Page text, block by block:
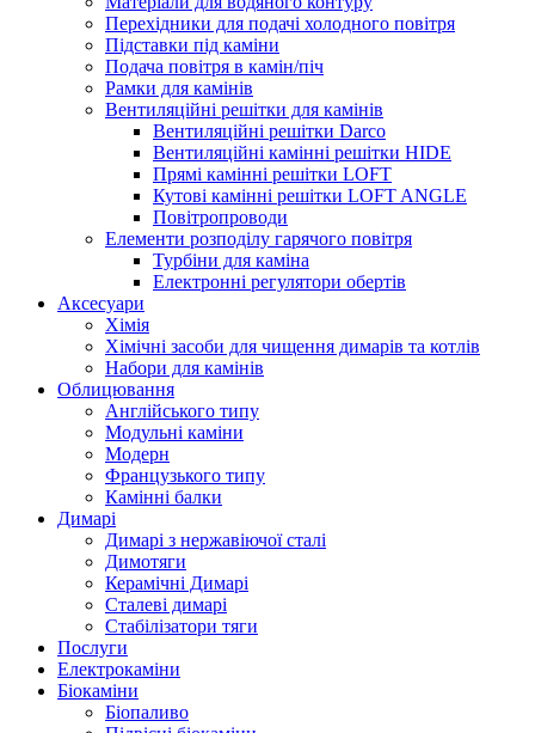
Перехідники для подачі холодного повітря
Підставки під каміни
Подача повітря в камін/піч
Рамки для камінів
Вентиляційні решітки для камінів
Вентиляційні решітки Darco
Вентиляційні камінні решітки HIDE
Прямі камінні решітки LOFT
Кутові камінні решітки LOFT ANGLE
Повітропроводи
Елементи розподілу гарячого повітря
Турбіни для каміна
Електронні регулятори обертів
Аксесуари
Хімія
Хімічні засоби для чищення димарів та котлів
Набори для камінів
Облицювання
Англійського типу
Модульні каміни
Модерн
Французького типу
Камінні балки
Димарі
Димарі з нержавіючої сталі
Димотяги
Керамічні Димарі
Сталеві димарі
Стабілізатори тяги
Послуги
Електрокаміни
Біокаміни
Біопаливо